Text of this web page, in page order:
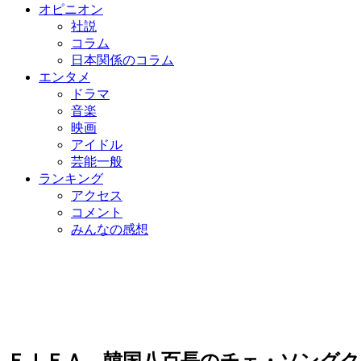
オピニオン
社説
コラム
日本関係のコラム
エンタメ
ドラマ
音楽
映画
アイドル
芸能一般
ランキング
アクセス
コメント
みんなの感想